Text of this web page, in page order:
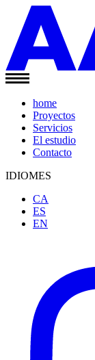
home
Proyectos
Servicios
El estudio
Contacto
IDIOMES
CA
ES
EN